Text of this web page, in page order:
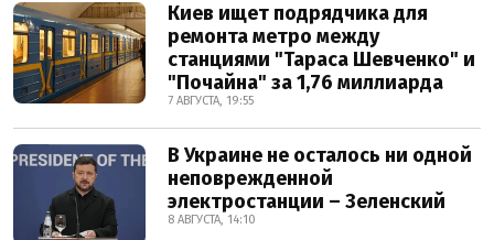
Киев ищет подрядчика для
ремонта метро между
станциями "Тараса Шевченко" и
"Почайна" за 1,76 миллиарда
7 АВГУСТА, 19:55
В Украине не осталось ни одной
неповрежденной
электростанции – Зеленский
8 АВГУСТА, 14:10